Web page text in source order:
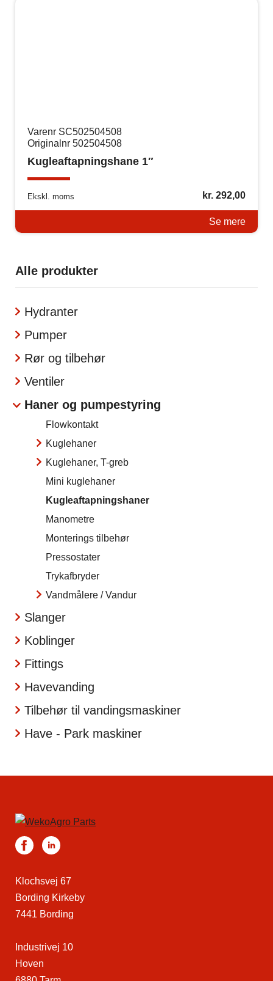
Varenr SC502504508
Originalnr 502504508
Kugleaftapningshane 1″
Ekskl. moms kr.292,00
Se mere
Alle produkter
Hydranter
Pumper
Rør og tilbehør
Ventiler
Haner og pumpestyring
Flowkontakt
Kuglehaner
Kuglehaner, T-greb
Mini kuglehaner
Kugleaftapningshaner
Manometre
Monterings tilbehør
Pressostater
Trykafbryder
Vandmålere / Vandur
Slanger
Koblinger
Fittings
Havevanding
Tilbehør til vandingsmaskiner
Have - Park maskiner
Klochsvej 67
Bording Kirkeby
7441 Bording
Industrivej 10
Hoven